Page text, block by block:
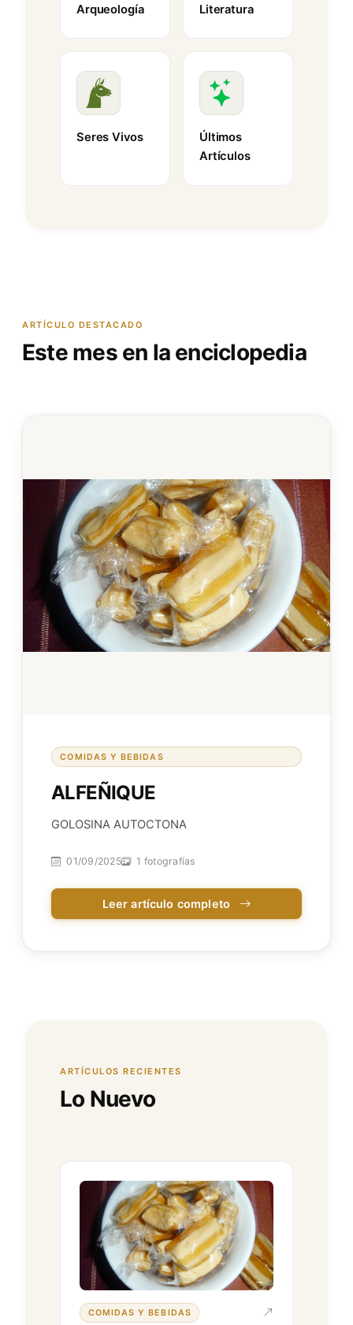
Arqueología
Literatura
Seres Vivos
Últimos
Artículos
ARTÍCULO DESTACADO
Este mes en la enciclopedia
COMIDAS Y BEBIDAS
ALFEÑIQUE
GOLOSINA AUTOCTONA
01/09/2025 1 fotografías
Leer artículo completo
ARTÍCULOS RECIENTES
Lo Nuevo
COMIDAS Y BEBIDAS